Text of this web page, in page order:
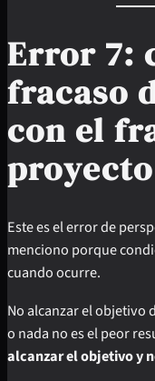
Error 7:
fracaso
con el
proyecto
Este es el error de
menciono porque
cuando ocurre.
No alcanzar el objetivo
o nada no es el peor
alcanzar el objetivo y